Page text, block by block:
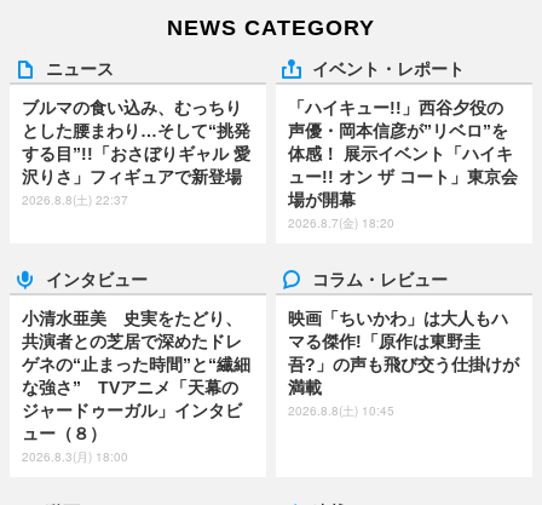
NEWS CATEGORY
ニュース
ブルマの食い込み、むっちり
とした腰まわり…そして“挑発
する目”!!「おさぼりギャル 愛
沢りさ」フィギュアで新登場
2026.8.8(土) 22:37
イベント・レポート
「ハイキュー!!」西谷夕役の
声優・岡本信彦が”リベロ”を
体感！ 展示イベント「ハイキ
ュー!! オン ザ コート」東京会
場が開幕
2026.8.7(金) 18:20
インタビュー
小清水亜美 史実をたどり、
共演者との芝居で深めたドレ
ゲネの“止まった時間”と“繊細
な強さ” TVアニメ「天幕の
ジャードゥーガル」インタビ
ュー（８）
2026.8.3(月) 18:00
コラム・レビュー
映画「ちいかわ」は大人もハ
マる傑作!「原作は東野圭
吾?」の声も飛び交う仕掛けが
満載
2026.8.8(土) 10:45